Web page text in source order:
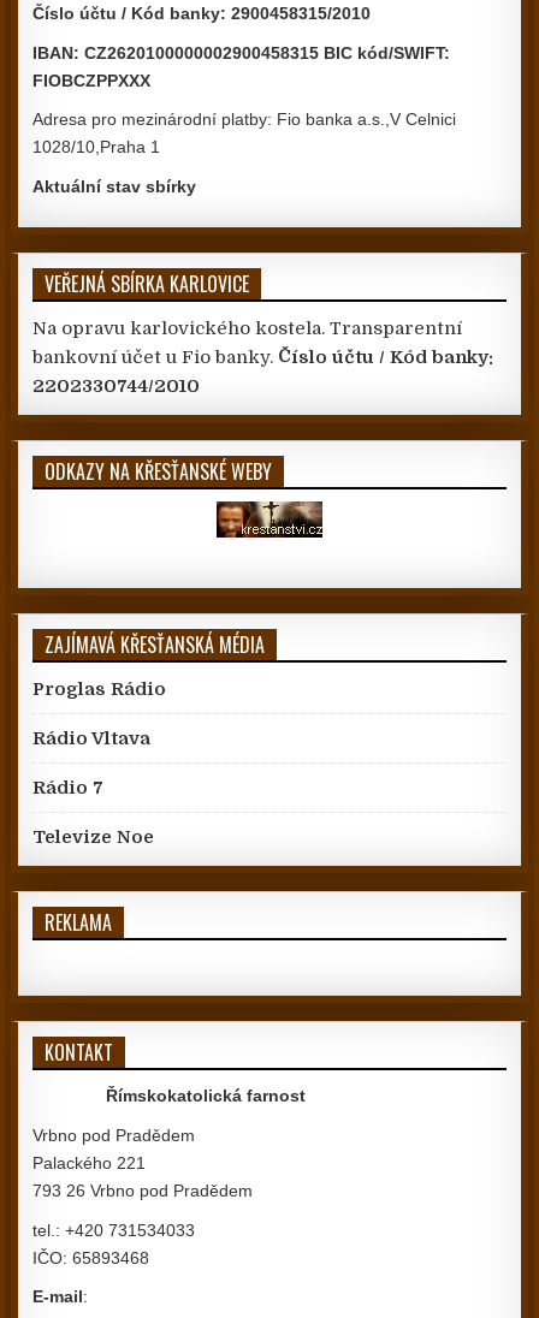
Číslo účtu / Kód banky: 2900458315/2010
IBAN: CZ2620100000002900458315 BIC kód/SWIFT:
FIOBCZPPXXX
Adresa pro mezinárodní platby: Fio banka a.s.,V Celnici
1028/10,Praha 1
Aktuální stav sbírky
VEŘEJNÁ SBÍRKA KARLOVICE
Na opravu karlovického kostela. Transparentní
bankovní účet u Fio banky. Číslo účtu / Kód banky:
2202330744/2010
ODKAZY NA KŘESŤANSKÉ WEBY
ZAJÍMAVÁ KŘESŤANSKÁ MÉDIA
Proglas Rádio
Rádio Vltava
Rádio 7
Televize Noe
REKLAMA
KONTAKT
Římskokatolická farnost
Vrbno pod Pradědem
Palackého 221
793 26 Vrbno pod Pradědem
tel.: +420 731534033
IČO: 65893468
E-mail: